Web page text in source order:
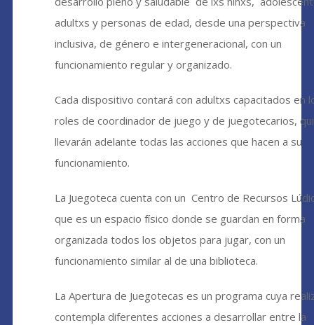
adultxs y personas de edad, desde una perspectiva
inclusiva, de género e intergeneracional, con un
funcionamiento regular y organizado.
Cada dispositivo contará con adultxs capacitados en
roles de coordinador de juego y de juegotecarios,
llevarán adelante todas las acciones que hacen a su
funcionamiento.
La Juegoteca cuenta con un Centro de Recursos
que es un espacio físico donde se guardan en forma
organizada todos los objetos para jugar, con un
funcionamiento similar al de una biblioteca.
La Apertura de Juegotecas es un programa cuya
contempla diferentes acciones a desarrollar entre la